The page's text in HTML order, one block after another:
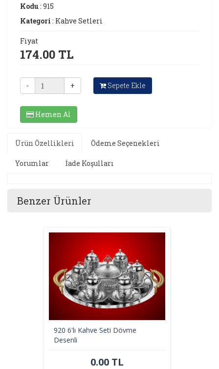
Kodu: 915
Kategori : Kahve Setleri
Fiyat
174.00 TL
- + Sepete Ekle
Hemen Al
Ürün Özellikleri Ödeme Seçenekleri
Yorumlar İade Koşulları
Benzer Ürünler
920 6'lı Kahve Seti Dövme
Desenli
0.00 TL